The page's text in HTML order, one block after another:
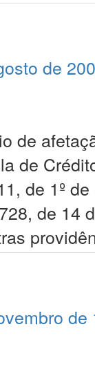
de
de
de
de 1º
de 14
de